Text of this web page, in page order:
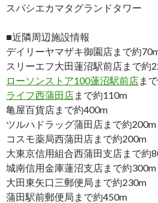
スパシエカマタグランドタワー
■近隣周辺施設情報
デイリーヤマザキ御園店まで約
スリーエフ大田蓮沼駅前店まで約
ローソンストア100蓮沼駅前店ま
ライフ西蒲田店まで約110m
亀屋百貨店まで約400m
ツルハドラッグ蒲田店まで約200m
コスモ薬局西蒲田店まで約200m
大東京信用組合西蒲田支店まで約
城南信用金庫蓮沼支店まで約300m
大田東矢口三郵便局まで約230m
蒲田駅前郵便局まで約450m